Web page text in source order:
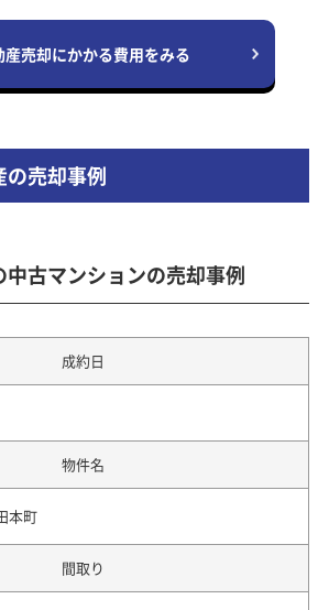
産売却にかかる費用をみる
の売却事例
古マンションの売却事例
成約日
物件名
本町
間取り